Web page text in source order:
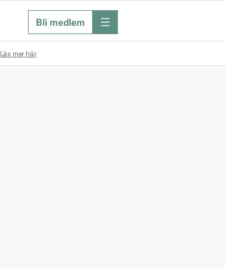
Bli medlem meny
Läs mer här